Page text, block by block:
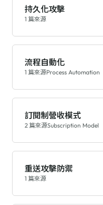
持久化攻擊
1 篇來源
流程自動化
1 篇來源Process Automation
訂閱制營收模式
2 篇來源Subscription Model
重送攻擊防禦
1 篇來源